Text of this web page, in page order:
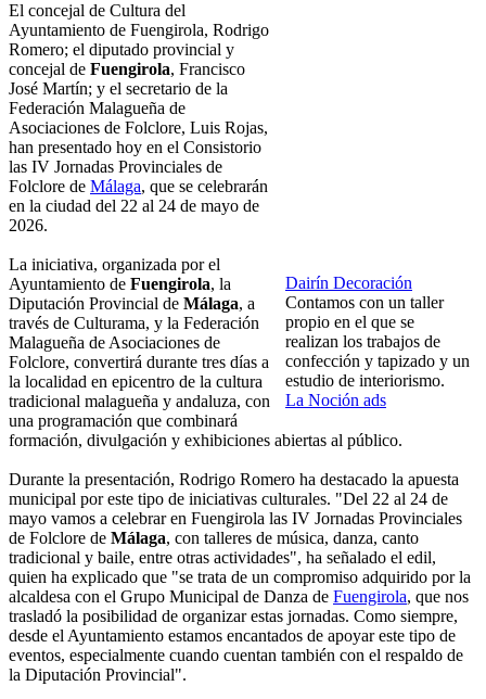
Dairín Decoración
Contamos con un taller
propio en el que se
realizan los trabajos de
confección y tapizado y un
estudio de interiorismo.
La Noción ads
El concejal de Cultura del
Ayuntamiento de Fuengirola, Rodrigo
Romero; el diputado provincial y
concejal de Fuengirola, Francisco
José Martín; y el secretario de la
Federación Malagueña de
Asociaciones de Folclore, Luis Rojas,
han presentado hoy en el Consistorio
las IV Jornadas Provinciales de
Folclore de Málaga, que se celebrarán
en la ciudad del 22 al 24 de mayo de
2026.
La iniciativa, organizada por el
Ayuntamiento de Fuengirola, la
Diputación Provincial de Málaga, a
través de Culturama, y la Federación
Malagueña de Asociaciones de
Folclore, convertirá durante tres días a
la localidad en epicentro de la cultura
tradicional malagueña y andaluza, con
una programación que combinará
formación, divulgación y exhibiciones abiertas al público.
Durante la presentación, Rodrigo Romero ha destacado la apuesta
municipal por este tipo de iniciativas culturales. "Del 22 al 24 de
mayo vamos a celebrar en Fuengirola las IV Jornadas Provinciales
de Folclore de Málaga, con talleres de música, danza, canto
tradicional y baile, entre otras actividades", ha señalado el edil,
quien ha explicado que "se trata de un compromiso adquirido por la
alcaldesa con el Grupo Municipal de Danza de Fuengirola, que nos
trasladó la posibilidad de organizar estas jornadas. Como siempre,
desde el Ayuntamiento estamos encantados de apoyar este tipo de
eventos, especialmente cuando cuentan también con el respaldo de
la Diputación Provincial".